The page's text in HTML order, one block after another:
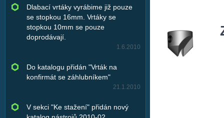
Dlabací vrtáky vyrábime již pouze
se stopkou 16mm. Vrtáky se
stopkou 10mm se pouze
doprodávají.
1.6.2010
Do katalogu přidán "Vrták na
konfirmát se záhlubníkem"
21.1.2010
V sekci "Ke stažení" přidán nový